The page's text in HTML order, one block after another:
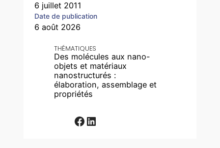
6 juillet 2011
Date de publication
6 août 2026
THÉMATIQUES
Des molécules aux nano-
objets et matériaux
nanostructurés :
élaboration, assemblage et
propriétés
Facebook LinkedIn